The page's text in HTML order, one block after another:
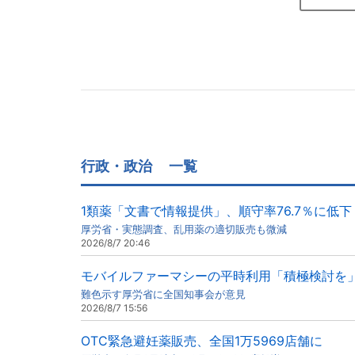
行政・政治 一覧
1類薬「文書で情報提供」、順守率76.7％に低下
厚労省・実態調査、乱用薬の適切販売も微減
2026/8/7 20:46
モバイルファーマシーの平時利用「積極検討を」
難色示す厚労省に全国知事会が意見
2026/8/7 15:56
OTC緊急避妊薬販売、全国1万5969店舗に